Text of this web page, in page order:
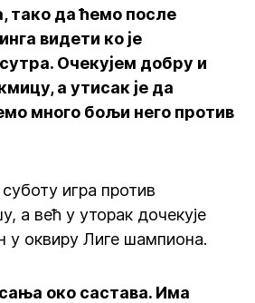
тако да ћемо после
видети ко је
Очекујем добру и
а утисак је да
много бољи него против
игра против
а већ у уторак дочекује
у оквиру Лиге шампиона.
око састава. Има